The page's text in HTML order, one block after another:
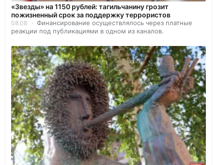
«Звезды» на 1150 рублей: тагильчанину грозит
пожизненный срок за поддержку террористов
08.08
Финансирование осуществлялось через платные
реакции под публикациями в одном из каналов.